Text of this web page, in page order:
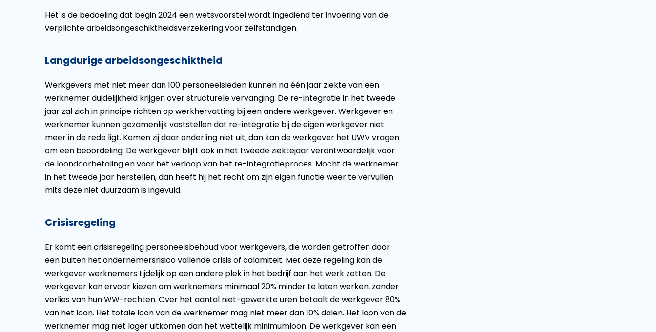
Het is de bedoeling dat begin 2024 een wetsvoorstel wordt ingediend ter invoering van de
verplichte arbeidsongeschiktheidsverzekering voor zelfstandigen.
Langdurige arbeidsongeschiktheid
Werkgevers met niet meer dan 100 personeelsleden kunnen na één jaar ziekte van een
werknemer duidelijkheid krijgen over structurele vervanging. De re-integratie in het tweede
jaar zal zich in principe richten op werkhervatting bij een andere werkgever. Werkgever en
werknemer kunnen gezamenlijk vaststellen dat re-integratie bij de eigen werkgever niet
meer in de rede ligt. Komen zij daar onderling niet uit, dan kan de werkgever het UWV vragen
om een beoordeling. De werkgever blijft ook in het tweede ziektejaar verantwoordelijk voor
de loondoorbetaling en voor het verloop van het re-integratieproces. Mocht de werknemer
in het tweede jaar herstellen, dan heeft hij het recht om zijn eigen functie weer te vervullen
mits deze niet duurzaam is ingevuld.
Crisisregeling
Er komt een crisisregeling personeelsbehoud voor werkgevers, die worden getroffen door
een buiten het ondernemersrisico vallende crisis of calamiteit. Met deze regeling kan de
werkgever werknemers tijdelijk op een andere plek in het bedrijf aan het werk zetten. De
werkgever kan ervoor kiezen om werknemers minimaal 20% minder te laten werken, zonder
verlies van hun WW-rechten. Over het aantal niet-gewerkte uren betaalt de werkgever 80%
van het loon. Het totale loon van de werknemer mag niet meer dan 10% dalen. Het loon van de
werknemer mag niet lager uitkomen dan het wettelijk minimumloon. De werkgever kan een